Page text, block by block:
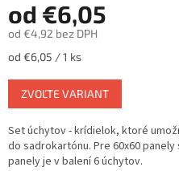
od €6,05
od €4,92 bez DPH
Jednotková
od €6,05 / 1 ks
ZVOĽTE VARIANT
Set úchytov - krídielok, ktoré
do sadrokartónu. Pre 60x60
panely je v balení 6 úchytov.